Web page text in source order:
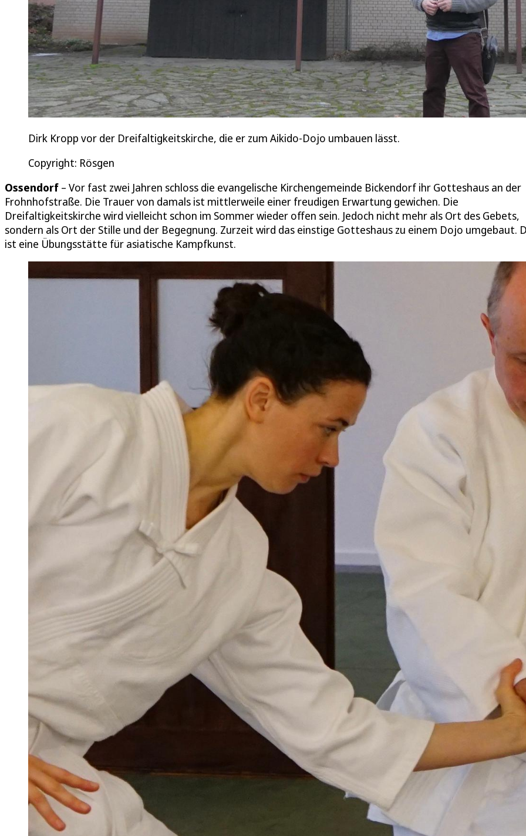
Dirk Kropp vor der Dreifaltigkeitskirche, die er zum Aikido-Dojo umbauen lässt.
Copyright: Rösgen
Ossendorf – Vor fast zwei Jahren schloss die evangelische Kirchengemeinde Bickendorf ihr Gotteshaus an der
Frohnhofstraße. Die Trauer von damals ist mittlerweile einer freudigen Erwartung gewichen. Die
Dreifaltigkeitskirche wird vielleicht schon im Sommer wieder offen sein. Jedoch nicht mehr als Ort des Gebets,
sondern als Ort der Stille und der Begegnung. Zurzeit wird das einstige Gotteshaus zu einem Dojo umgebaut.
ist eine Übungsstätte für asiatische Kampfkunst.